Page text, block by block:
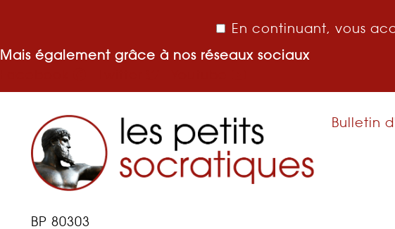
En continuant, vous
Mais également grâce à nos réseaux sociaux
BP 80303
Bulletin